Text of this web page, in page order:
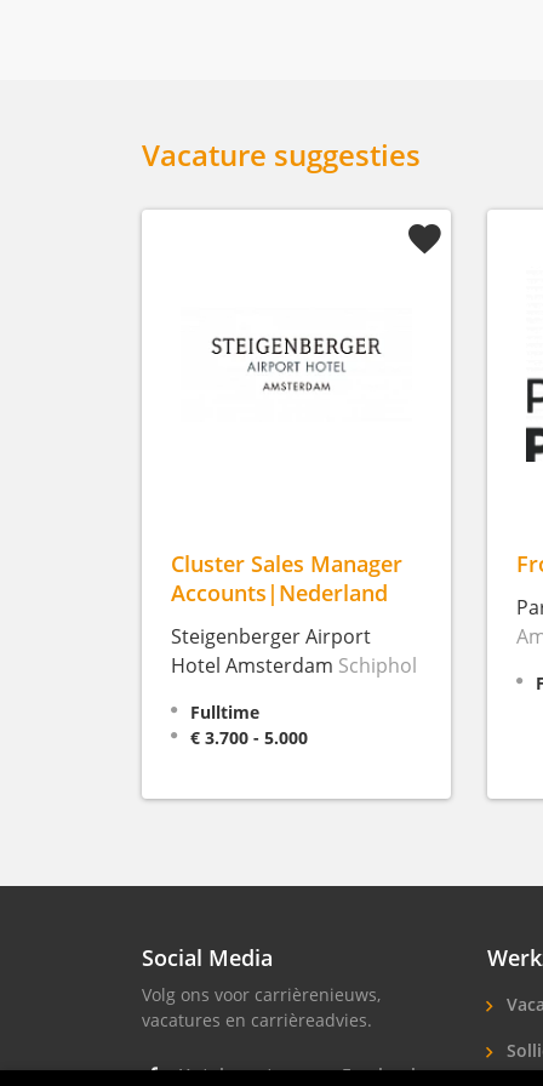
Vacature suggesties
Cluster Sales Manager
Accounts|Nederland
Steigenberger Airport
Hotel Amsterdam Schiphol
Fulltime
€ 3.700 - 5.000
Social Media
Volg ons voor carrièrenieuws,
vacatures en carrièreadvies.
Hotel vacatures op Facebook